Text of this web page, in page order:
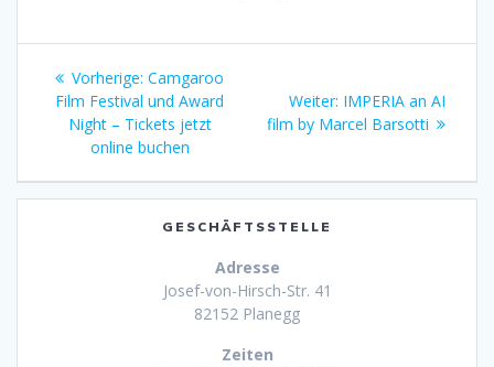
Beitragsnavigation
Vorherige: Vorheriger
Beitrag:
Camgaroo
Film Festival und Award
Night – Tickets jetzt
online buchen
Weiter: Nächster
Beitrag:
IMPERIA an AI
film by Marcel Barsotti
GESCHÄFTSSTELLE
Adresse
Josef-von-Hirsch-Str. 41
82152 Planegg
Zeiten